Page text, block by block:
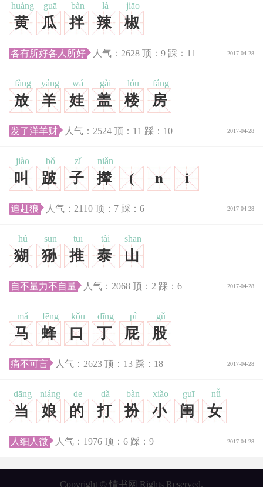
黄
huáng
瓜
guā
拌
bàn
辣
là
椒
jiāo
2017-04-28
各有所好各人所好 人气： 2628 顶： 9 踩： 11
放
fàng
羊
yáng
娃
wá
盖
gài
楼
lóu
房
fáng
2017-04-28
发了洋羊财 人气： 2524 顶： 11 踩： 10
叫
jiào
跛
bǒ
子
zǐ
撵
niǎn
( n i
2017-04-28
追赶狼 人气： 2110 顶： 7 踩： 6
猢
hú
狲
sūn
推
tuī
泰
tài
山
shān
2017-04-28
自不量力不自量 人气： 2068 顶： 2 踩： 6
马
mǎ
蜂
fēng
口
kǒu
丁
dīng
屁
pì
股
gǔ
2017-04-28
痛不可言 人气： 2623 顶： 13 踩： 18
当
dāng
娘
niáng
的
de
打
dǎ
扮
bàn
小
xiǎo
闺
guī
女
nǚ
2017-04-28
人细人微 人气： 1976 顶： 6 踩： 9
Copyright © 情书网 Rights Reserved.